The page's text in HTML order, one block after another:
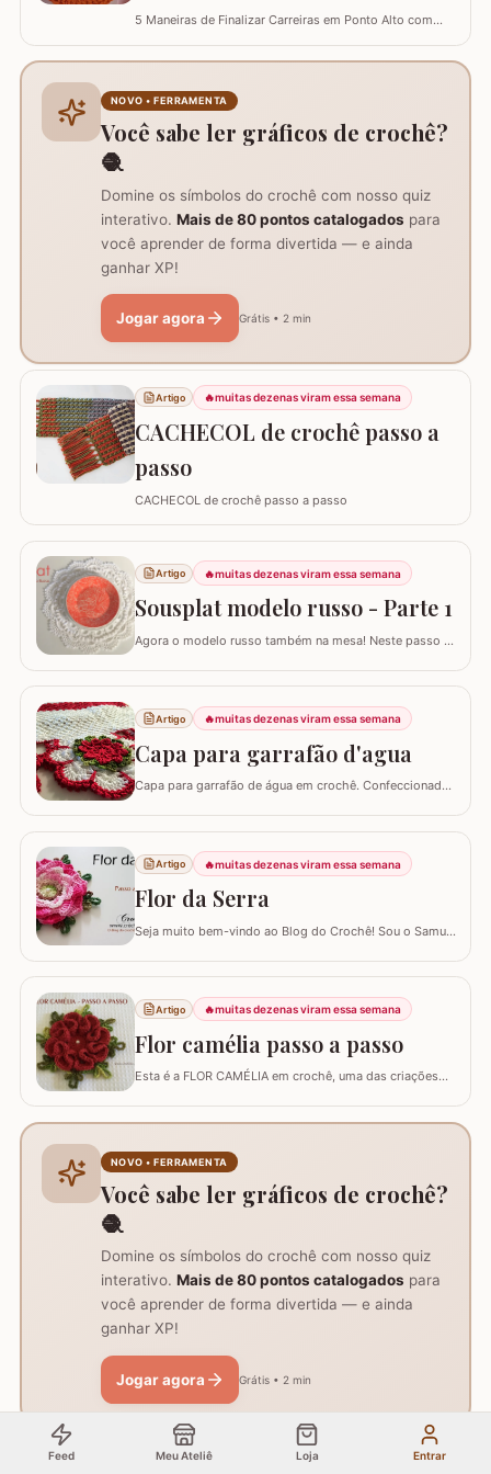
Perfeição e Elegância
5 Maneiras de Finalizar Carreiras em Ponto Alto com
NOVO • FERRAMENTA
Você sabe ler gráficos de crochê?
🧶
Domine os símbolos do crochê com nosso quiz
interativo. Mais de 80 pontos catalogados para
você aprender de forma divertida — e ainda
ganhar XP!
Jogar agora Grátis • 2 min
Artigo 🔥muitas dezenas viram essa semana
CACHECOL de crochê passo a
passo
CACHECOL de crochê passo a passo
Artigo 🔥muitas dezenas viram essa semana
Sousplat modelo russo - Parte 1
Agora o modelo russo também na mesa! Neste passo a
AQUI. Eles são encantadores por serem bem detalhados
apesar de trabalhar com uma única cor. Este…
Artigo 🔥muitas dezenas viram essa semana
Capa para garrafão d'agua
Capa para garrafão de água em crochê. Confeccionado
verde mesclado - 9392 Agulha para crochê 1.75mm Flor
utilizada neste trabalho: FLOR…
Artigo 🔥muitas dezenas viram essa semana
Flor da Serra
Seja muito bem-vindo ao Blog do Crochê! Sou o Samuel
níveis que desejam aprender uma flor de perfil baixo.
Artigo 🔥muitas dezenas viram essa semana
Flor camélia passo a passo
Esta é a FLOR CAMÉLIA em crochê, uma das criações
iniciar suas peças. Espero que consigam executá-la e
bons trabalhos! Criação: Marcelo Nunes Execuç
NOVO • FERRAMENTA
Você sabe ler gráficos de crochê?
🧶
Domine os símbolos do crochê com nosso quiz
interativo. Mais de 80 pontos catalogados para
você aprender de forma divertida — e ainda
ganhar XP!
Jogar agora Grátis • 2 min
Artigo 🔥 muitas dezenas viram essa semana
Feed Meu Ateliê Loja Entrar